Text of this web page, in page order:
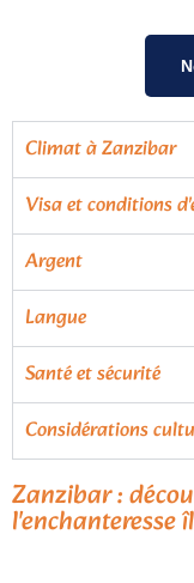
Climat à Zanzibar
Visa et conditions
Argent
Langue
Santé et sécurité
Considérations
Zanzibar :
l'enchanteresse